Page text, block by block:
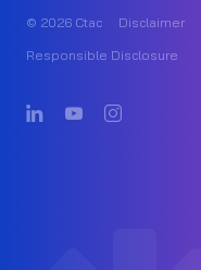
© 2026 Ctac Disclaimer
Responsible Disclosure